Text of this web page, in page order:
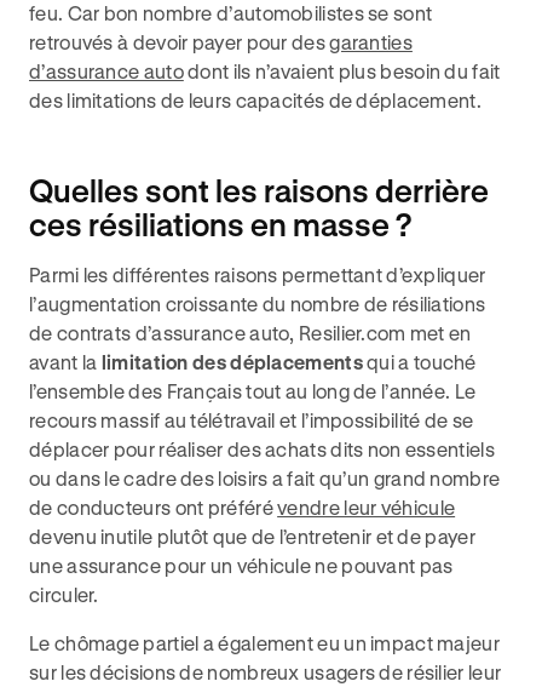
feu. Car bon nombre d’automobilistes se sont
retrouvés à devoir payer pour desgaranties
d’assurance autodont ils n’avaient plus besoin du fait
des limitations de leurs capacités de déplacement.
Quelles sont les raisons derrière
ces résiliations en masse ?
Parmi les différentes raisons permettant d’expliquer
l’augmentation croissante du nombre de résiliations
de contrats d’assurance auto, Resilier.com met en
avant la limitation des déplacementsqui a touché
l’ensemble des Français tout au long de l’année. Le
recours massif au télétravail et l’impossibilité de se
déplacer pour réaliser des achats dits non essentiels
ou dans le cadre des loisirs a fait qu’un grand nombre
de conducteurs ont préférévendre leur véhicule
devenu inutile plutôt que de l’entretenir et de payer
une assurance pour un véhicule ne pouvant pas
circuler.
Le chômage partiel a également eu un impact majeur
sur les décisions de nombreux usagers de résilier leur